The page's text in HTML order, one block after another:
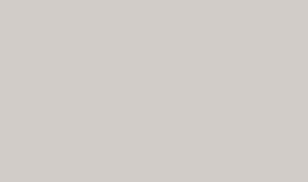
продукции.